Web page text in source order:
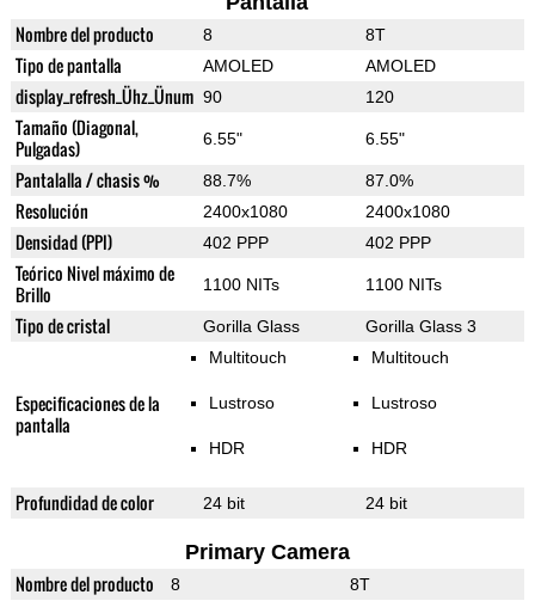
Nombre del producto 8 8T
Tipo de pantalla AMOLED AMOLED
display_refresh_Ühz_Ünum 90 120
Tamaño (Diagonal,
Pulgadas)
6.55" 6.55"
Pantalalla / chasis % 88.7% 87.0%
Resolución 2400x1080 2400x1080
Densidad (PPI) 402 PPP 402 PPP
Teórico Nivel máximo de
Brillo
1100 NITs 1100 NITs
Tipo de cristal Gorilla Glass Gorilla Glass 3
Especificaciones de la
pantalla
Multitouch
Lustroso
HDR
Multitouch
Lustroso
HDR
Profundidad de color 24 bit 24 bit
Primary Camera
Nombre del producto 8 8T